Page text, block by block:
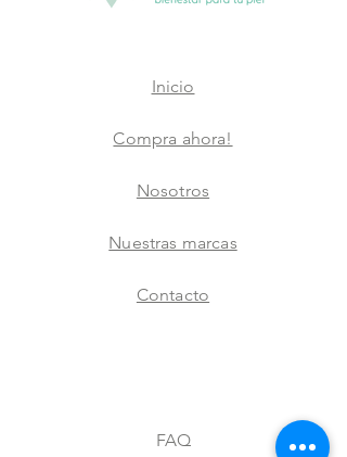
Inicio
Compra ahora!
Nosotros
Nuestras marcas
Contacto
FAQ